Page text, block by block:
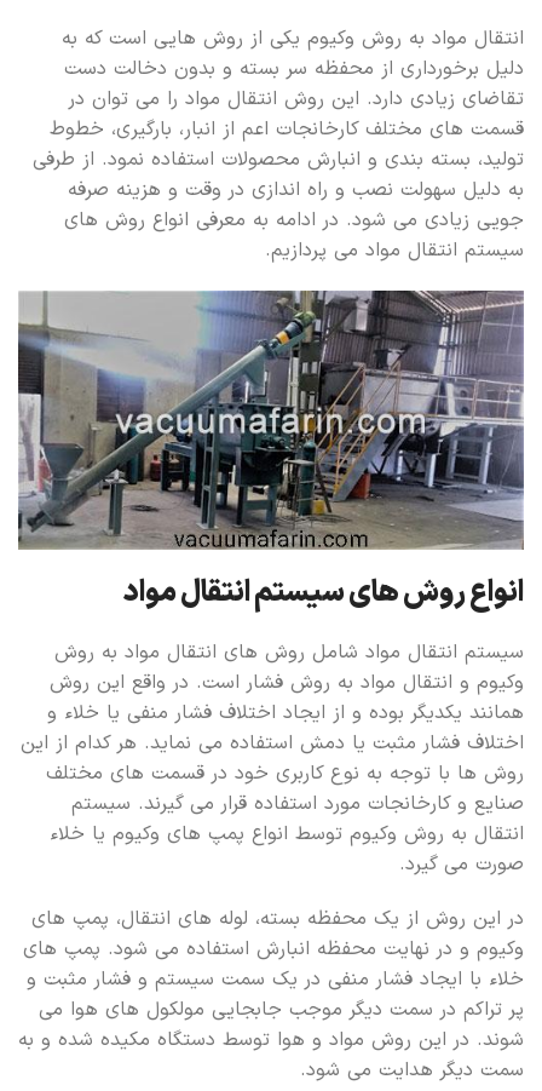
انتقال مواد به روش وکیوم یکی از روش هایی است که به
دلیل برخورداری از محفظه سر بسته و بدون دخالت دست
تقاضای زیادی دارد. این روش انتقال مواد را می توان در
قسمت های مختلف کارخانجات اعم از انبار، بارگیری، خطوط
تولید، بسته بندی و انبارش محصولات استفاده نمود. از طرفی
به دلیل سهولت نصب و راه اندازی در وقت و هزینه صرفه
جویی زیادی می شود. در ادامه به معرفی انواع روش های
سیستم انتقال مواد می پردازیم.
انواع روش های سیستم انتقال مواد
سیستم انتقال مواد شامل روش های انتقال مواد به روش
وکیوم و انتقال مواد به روش فشار است. در واقع این روش
همانند یکدیگر بوده و از ایجاد اختلاف فشار منفی یا خلاء و
اختلاف فشار مثبت یا دمش استفاده می نماید. هر کدام از این
روش ها با توجه به نوع کاربری خود در قسمت های مختلف
صنایع و کارخانجات مورد استفاده قرار می گیرند. سیستم
انتقال به روش وکیوم توسط انواع پمپ های وکیوم یا خلاء
صورت می گیرد.
در این روش از یک محفظه بسته، لوله های انتقال، پمپ های
وکیوم و در نهایت محفظه انبارش استفاده می شود. پمپ های
خلاء با ایجاد فشار منفی در یک سمت سیستم و فشار مثبت و
پر تراکم در سمت دیگر موجب جابجایی مولکول های هوا می
شوند. در این روش مواد و هوا توسط دستگاه مکیده شده و به
سمت دیگر هدایت می شود.